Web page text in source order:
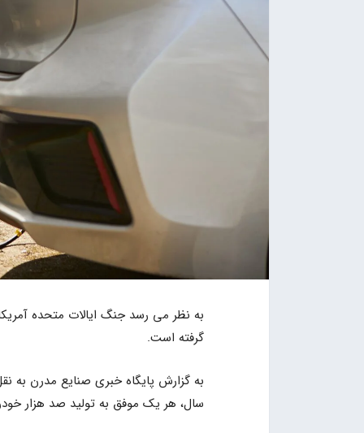
به نظر می رسد جنگ ایالات متحده
گرفته است.
به گزارش پایگاه خبری صنایع مدرن
سال، هر یک موفق به تولید صد هزار